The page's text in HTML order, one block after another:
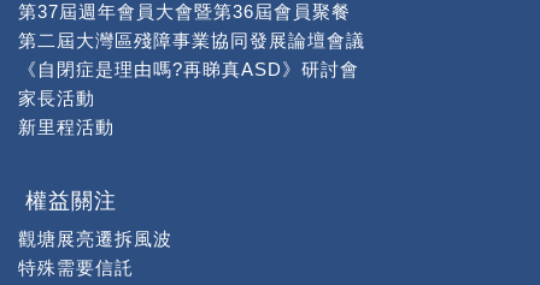
第37屆週年會員大會暨第36屆會員聚餐
第二屆大灣區殘障事業協同發展論壇會議
《自閉症是理由嗎?再睇真ASD》研討會
家長活動
新里程活動
權益關注
觀塘展亮遷拆風波
特殊需要信託